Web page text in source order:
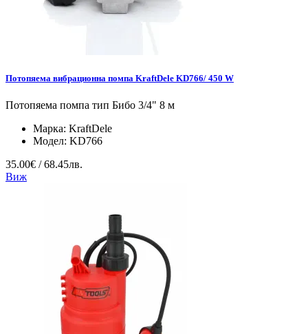
Потопяема вибрационна помпа KraftDele KD766/ 450 W
Потопяема помпа тип Бибо 3/4" 8 м
Марка: KraftDele
Модел: KD766
35.00€ / 68.45лв.
Виж